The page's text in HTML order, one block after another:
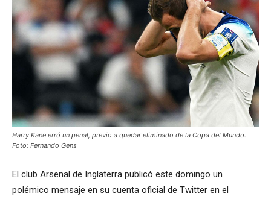
Harry Kane erró un penal, previo a quedar eliminado de la Copa del Mundo.
Foto: Fernando Gens
El club Arsenal de Inglaterra publicó este domingo un
polémico mensaje en su cuenta oficial de Twitter en el